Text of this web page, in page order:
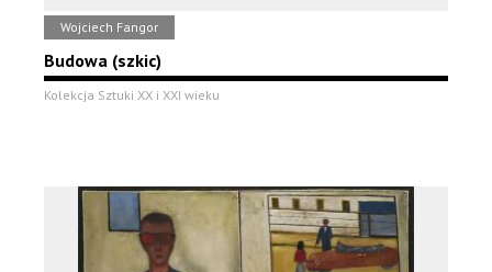
Wojciech Fangor
Budowa (szkic)
Kolekcja Sztuki XX i XXI wieku